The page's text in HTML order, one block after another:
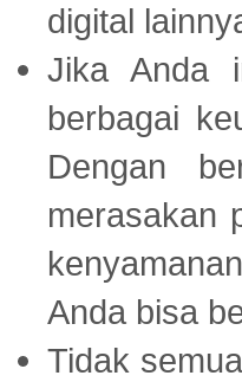
digital
Jika Anda
berbagai
Dengan
merasakan
Anda bisa
Tidak